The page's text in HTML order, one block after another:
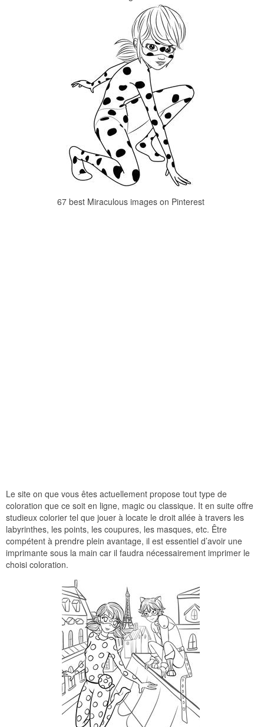
67 best Miraculous images on Pinterest
Le site on que vous êtes actuellement propose tout type de
coloration que ce soit en ligne, magic ou classique. It en suite offre
studieux colorier tel que jouer à locate le droit allée à travers les
labyrinthes, les points, les coupures, les masques, etc. Être
compétent à prendre plein avantage, il est essentiel d’avoir une
imprimante sous la main car il faudra nécessairement imprimer le
choisi coloration.